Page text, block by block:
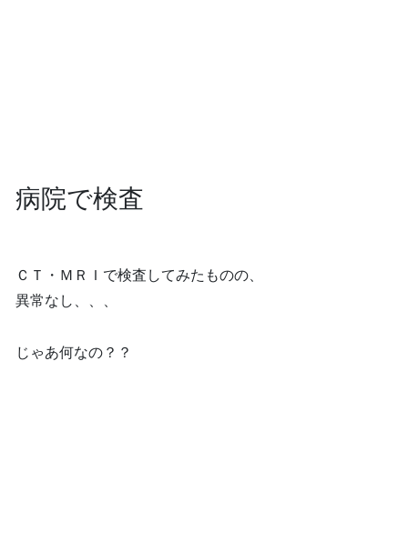
病院で検査
ＣＴ・ＭＲＩで検査してみたものの、
異常なし、、、
じゃあ何なの？？